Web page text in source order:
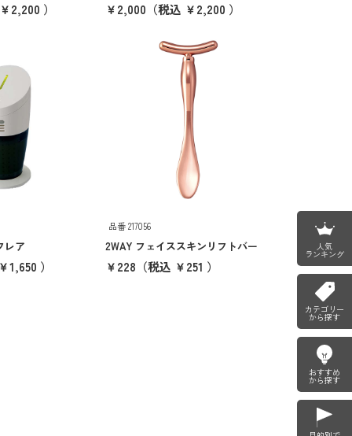
人気
ランキング
カテゴリー
から探す
おすすめ
から探す
2,200 ） ￥2,000 （税込 ￥2,200 ）
レア
1,650 ）
品番 217056
2WAY フェイススキンリフトバー
￥228 （税込 ￥251 ）